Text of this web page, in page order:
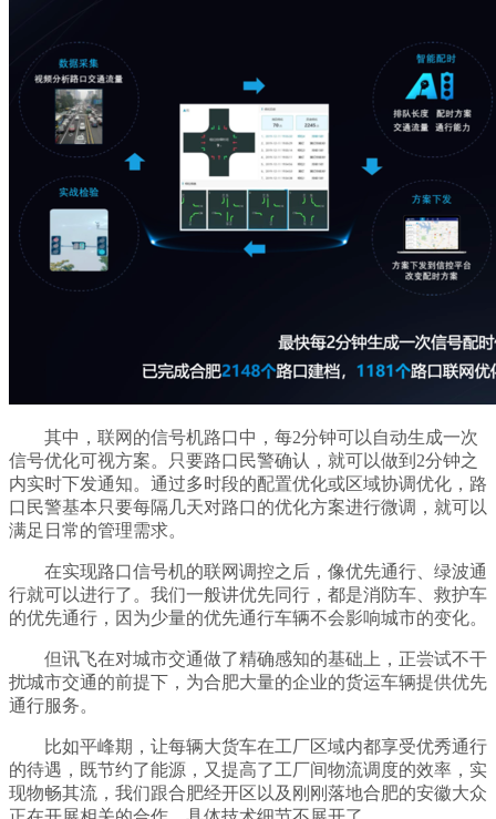
其中，联网的信号机路口中，每2分钟可以自动生成一次
信号优化可视方案。只要路口民警确认，就可以做到2分钟之
内实时下发通知。通过多时段的配置优化或区域协调优化，路
口民警基本只要每隔几天对路口的优化方案进行微调，就可以
满足日常的管理需求。
在实现路口信号机的联网调控之后，像优先通行、绿波通
行就可以进行了。我们一般讲优先同行，都是消防车、救护车
的优先通行，因为少量的优先通行车辆不会影响城市的变化。
但讯飞在对城市交通做了精确感知的基础上，正尝试不干
扰城市交通的前提下，为合肥大量的企业的货运车辆提供优先
通行服务。
比如平峰期，让每辆大货车在工厂区域内都享受优秀通行
的待遇，既节约了能源，又提高了工厂间物流调度的效率，实
现物畅其流，我们跟合肥经开区以及刚刚落地合肥的安徽大众